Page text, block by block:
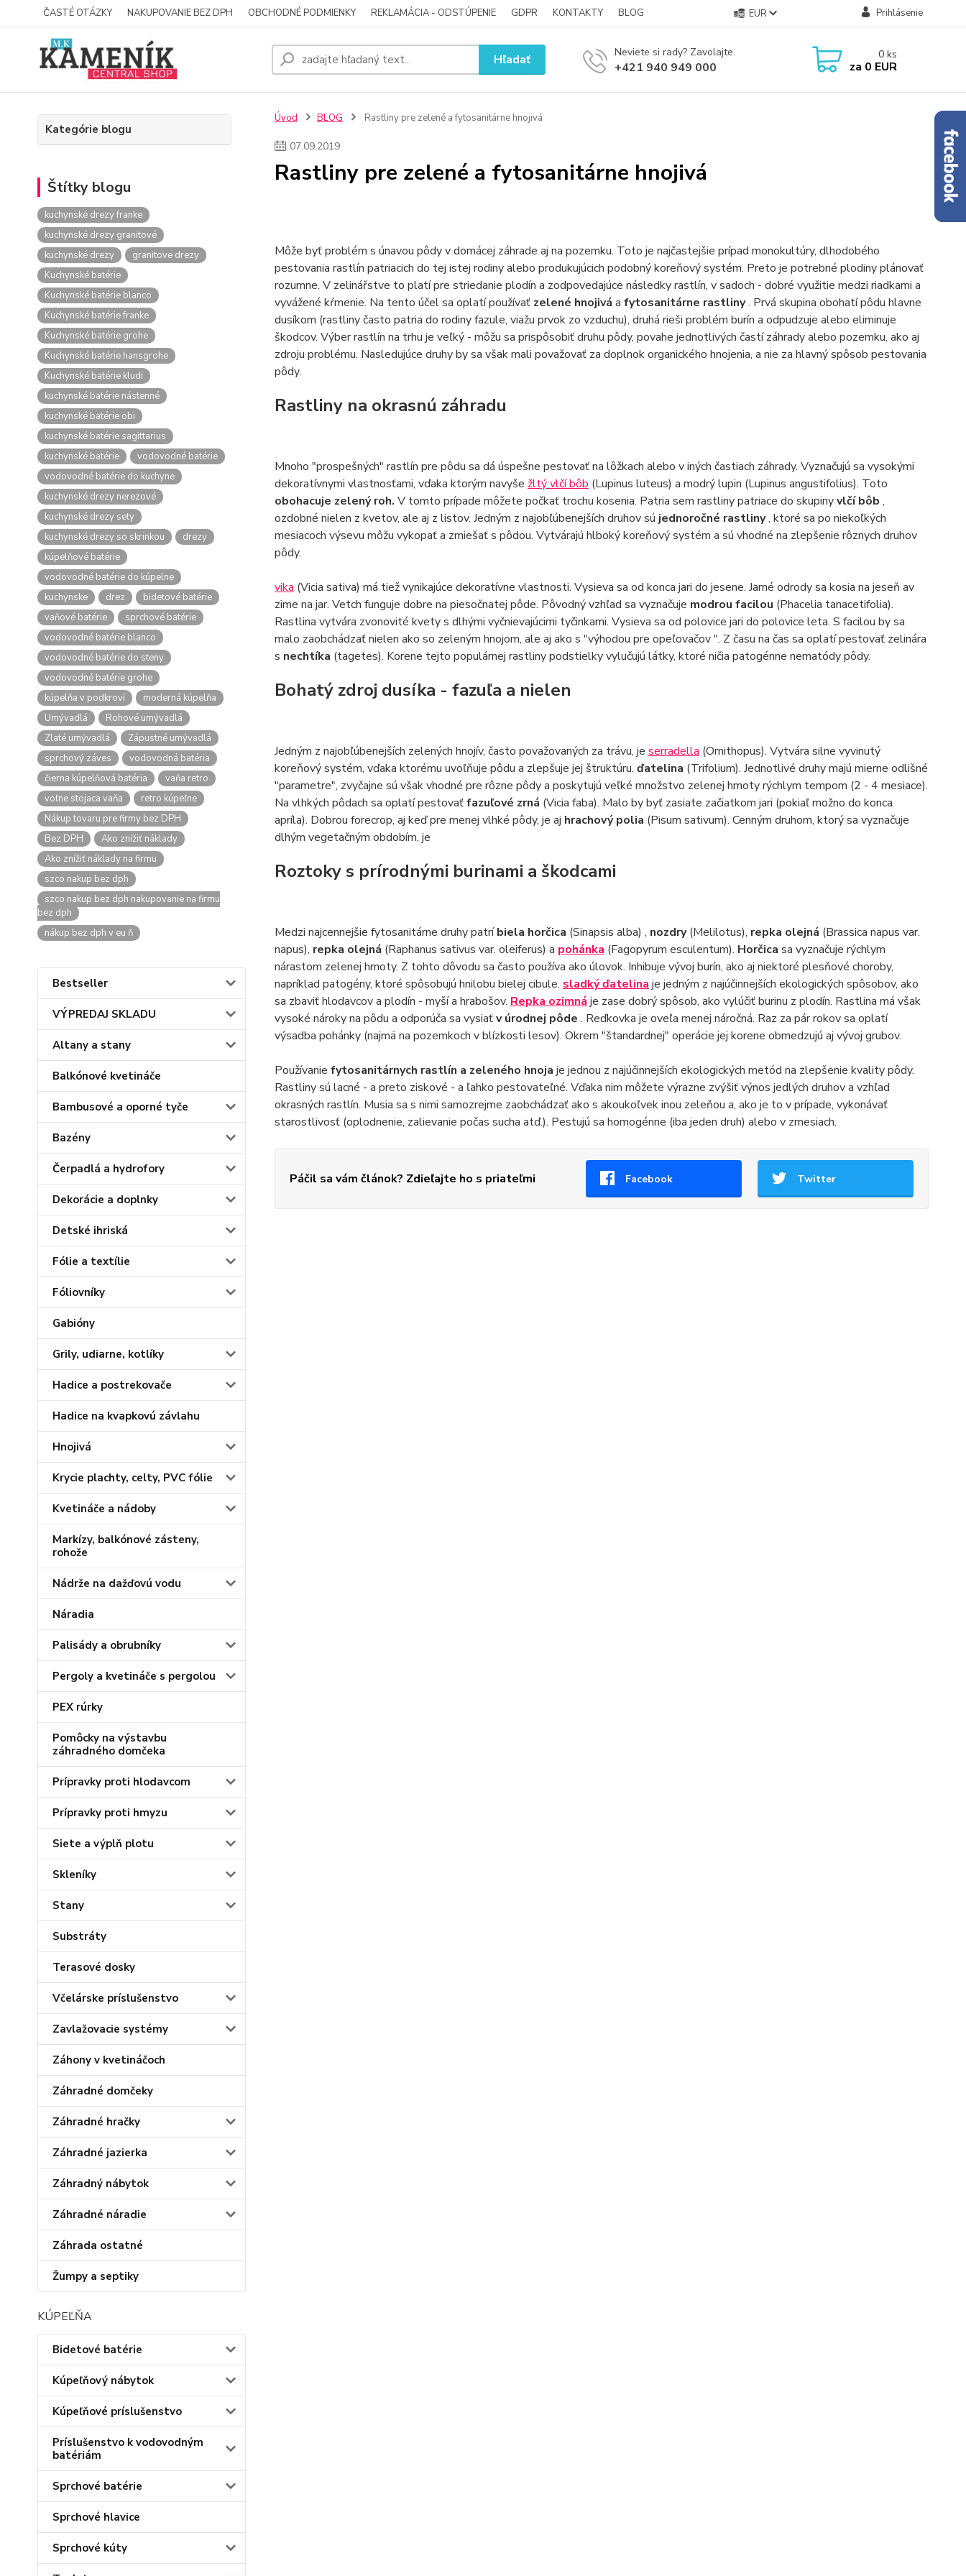
ČASTÉ OTÁZKY NAKUPOVANIE BEZ DPH OBCHODNÉ PODMIENKY REKLAMÁCIA - ODSTÚPENIE GDPR KONTAKTY BLOG EUR Prihlásenie
Hľadať Neviete si rady? Zavolajte.
+421 940 949 000
0 ks
za 0 EUR
Kategórie blogu
Štítky blogu
kuchynské drezy franke
kuchynské drezy granitové
kuchynské drezy
granitove drezy
Kuchynské batérie
Kuchynské batérie blanco
Kuchynské batérie franke
Kuchynské batérie grohe
Kuchynské batérie hansgrohe
Kuchynské batérie kludi
kuchynské batérie nástenné
kuchynské batérie obi
kuchynské batérie sagittarius
kuchynské batérie
vodovodné batérie
vodovodné batérie do kuchyne
kuchynské drezy nerezové
kuchynské drezy sety
kuchynské drezy so skrinkou
drezy
kúpelňové batérie
vodovodné batérie do kúpelne
kuchynske
drez
bidetové batérie
vaňové batérie
sprchové batérie
vodovodné batérie blanco
vodovodné batérie do steny
vodovodné batérie grohe
kúpelňa v podkroví
moderná kúpelňa
Umývadlá
Rohové umývadlá
Zlaté umývadlá
Zápustné umývadlá
sprchový záves
vodovodná batéria
čierna kúpelňová batéria
vaňa retro
voľne stojaca vaňa
retro kúpeľne
Nákup tovaru pre firmy bez DPH
Bez DPH
Ako znížiť náklady
Ako znížiť náklady na firmu
szco nakup bez dph
szco nakup bez dph nakupovanie na firmu
bez dph
nákup bez dph v eu ň
Bestseller
VÝPREDAJ SKLADU
Altany a stany
Balkónové kvetináče
Bambusové a oporné tyče
Bazény
Čerpadlá a hydrofory
Dekorácie a doplnky
Detské ihriská
Fólie a textílie
Fóliovníky
Gabióny
Grily, udiarne, kotlíky
Hadice a postrekovače
Hadice na kvapkovú závlahu
Hnojivá
Krycie plachty, celty, PVC fólie
Kvetináče a nádoby
Markízy, balkónové zásteny,
rohože
Nádrže na dažďovú vodu
Náradia
Palisády a obrubníky
Pergoly a kvetináče s pergolou
PEX rúrky
Pomôcky na výstavbu
záhradného domčeka
Prípravky proti hlodavcom
Prípravky proti hmyzu
Siete a výplň plotu
Skleníky
Stany
Substráty
Terasové dosky
Včelárske príslušenstvo
Zavlažovacie systémy
Záhony v kvetináčoch
Záhradné domčeky
Záhradné hračky
Záhradné jazierka
Záhradný nábytok
Záhradné náradie
Záhrada ostatné
Žumpy a septiky
KÚPEĽŇA
Bidetové batérie
Kúpeľňový nábytok
Kúpeľňové príslušenstvo
Príslušenstvo k vodovodným
batériám
Sprchové batérie
Sprchové hlavice
Sprchové kúty
Úvod BLOG Rastliny pre zelené a fytosanitárne hnojivá
07.09.2019
Rastliny pre zelené a fytosanitárne hnojivá
Môže byť problém s únavou pôdy v domácej záhrade aj na pozemku. Toto je najčastejšie prípad monokultúry, dlhodobého
pestovania rastlín patriacich do tej istej rodiny alebo produkujúcich podobný koreňový systém. Preto je potrebné plodiny plánovať
rozumne. V zelinářstve to platí pre striedanie plodín a zodpovedajúce následky rastlín, v sadoch - dobré využitie medzi riadkami a
vyvážené kŕmenie. Na tento účel sa oplatí používať zelené hnojivá a fytosanitárne rastliny. Prvá skupina obohatí pôdu hlavne
dusíkom (rastliny často patria do rodiny fazule, viažu prvok zo vzduchu), druhá rieši problém burín a odpudzuje alebo eliminuje
škodcov. Výber rastlín na trhu je veľký - môžu sa prispôsobiť druhu pôdy, povahe jednotlivých častí záhrady alebo pozemku, ako aj
zdroju problému. Nasledujúce druhy by sa však mali považovať za doplnok organického hnojenia, a nie za hlavný spôsob pestovania
pôdy.
Rastliny na okrasnú záhradu
Mnoho "prospešných" rastlín pre pôdu sa dá úspešne pestovať na lôžkach alebo v iných častiach záhrady. Vyznačujú sa vysokými
dekoratívnymi vlastnosťami, vďaka ktorým navyše žltý vlčí bôb (Lupinus luteus) a modrý lupin (Lupinus angustifolius). Toto
obohacuje zelený roh. V tomto prípade môžete počkať trochu kosenia. Patria sem rastliny patriace do skupinyvlčí bôb ,
ozdobné nielen z kvetov, ale aj z listov. Jedným z najobľúbenejších druhov sú jednoročné rastliny, ktoré sa po niekoľkých
mesiacoch výsevu môžu vykopať a zmiešať s pôdou. Vytvárajú hlboký koreňový systém a sú vhodné na zlepšenie rôznych druhov
pôdy.
vika (Vicia sativa) má tiež vynikajúce dekoratívne vlastnosti. Vysieva sa od konca jari do jesene. Jarné odrody sa kosia na jeseň av
zime na jar. Vetch funguje dobre na piesočnatej pôde. Pôvodný vzhľad sa vyznačuje modrou facilou (Phacelia tanacetifolia).
Rastlina vytvára zvonovité kvety s dlhými vyčnievajúcimi tyčinkami. Vysieva sa od polovice jari do polovice leta. S facilou by sa
malo zaobchádzať nielen ako so zeleným hnojom, ale aj ako s "výhodou pre opeľovačov ". Z času na čas sa oplatí pestovať zelinára
s nechtíka (tagetes). Korene tejto populárnej rastliny podstielky vylučujú látky, ktoré ničia patogénne nematódy pôdy.
Bohatý zdroj dusíka - fazuľa a nielen
Jedným z najobľúbenejších zelených hnojív, často považovaných za trávu, je serradella (Ornithopus). Vytvára silne vyvinutý
koreňový systém, vďaka ktorému uvoľňuje pôdu a zlepšuje jej štruktúru. ďatelina (Trifolium). Jednotlivé druhy majú mierne odlišné
"parametre", zvyčajne sú však vhodné pre rôzne pôdy a poskytujú veľké množstvo zelenej hmoty rýchlym tempom (2 - 4 mesiace).
Na vlhkých pôdach sa oplatí pestovaťfazuľové zrná (Vicia faba). Malo by byť zasiate začiatkom jari (pokiaľ možno do konca
apríla). Dobrou forecrop, aj keď pre menej vlhké pôdy, je aj hrachový polia (Pisum sativum). Cenným druhom, ktorý sa vyznačuje
dlhým vegetačným obdobím, je
Roztoky s prírodnými burinami a škodcami
Medzi najcennejšie fytosanitárne druhy patríbiela horčica (Sinapsis alba) , nozdry(Melilotus), repka olejná (Brassica napus var.
napus), repka olejná (Raphanus sativus var. oleiferus) a pohánka (Fagopyrum esculentum). Horčica sa vyznačuje rýchlym
nárastom zelenej hmoty. Z tohto dôvodu sa často používa ako úlovok. Inhibuje vývoj burín, ako aj niektoré plesňové choroby,
napríklad patogény, ktoré spôsobujú hnilobu bielej cibule. sladký ďatelina je jedným z najúčinnejších ekologických spôsobov, ako
sa zbaviť hlodavcov a plodín - myší a hrabošov. Repka ozimná je zase dobrý spôsob, ako vylúčiť burinu z plodín. Rastlina má však
vysoké nároky na pôdu a odporúča sa vysiaťv úrodnej pôde . Reďkovka je oveľa menej náročná. Raz za pár rokov sa oplatí
výsadba pohánky (najmä na pozemkoch v blízkosti lesov). Okrem "štandardnej" operácie jej korene obmedzujú aj vývoj grubov.
Používanie fytosanitárnych rastlín a zeleného hnoja je jednou z najúčinnejších ekologických metód na zlepšenie kvality pôdy.
Rastliny sú lacné - a preto ziskové - a ľahko pestovateľné. Vďaka nim môžete výrazne zvýšiť výnos jedlých druhov a vzhľad
okrasných rastlín. Musia sa s nimi samozrejme zaobchádzať ako s akoukoľvek inou zeleňou a, ako je to v prípade, vykonávať
starostlivosť (oplodnenie, zalievanie počas sucha atď.). Pestujú sa homogénne (iba jeden druh) alebo v zmesiach.
Páčil sa vám článok? Zdieľajte ho s priateľmi Facebook Twitter